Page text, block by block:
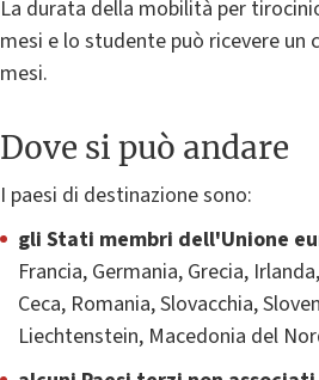
La durata della mobilità per
mesi e lo studente può ricevere
mesi.
Dove si può andare
I paesi di destinazione sono:
gli Stati membri dell'Unione
Francia, Germania, Grecia,
Ceca, Romania, Slovacchia,
Liechtenstein, Macedonia del